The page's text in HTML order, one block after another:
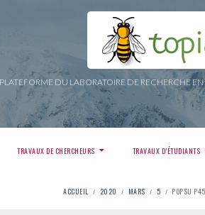
PLATEFORME DU LABORATOIRE DE RECHERCHE
TRAVAUX DE CHERCHEURS TRAVAUX D’ÉTUDIANTS
ACCUEIL 2020 MARS 5 POPSU